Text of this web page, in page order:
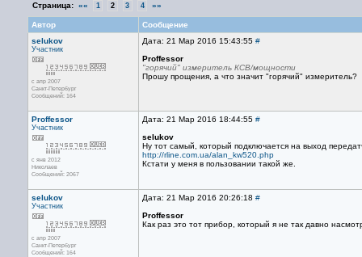
Страница: «« 1 2 3 4 »»
Автор
Сообщение
selukov
Участник
с апр 2007
Санкт-Петербург
Сообщений: 164
Дата: 21 Мар 2016 15:43:55 #
Proffessor
"горячий" измеритель КСВ/мощности
Прошу прощения, а что значит "горячий" измеритель?
Proffessor
Участник
с янв 2012
Николаев
Сообщений: 2067
Дата: 21 Мар 2016 18:44:55 #
selukov
Ну тот самый, который подключается на выход
http://rline.com.ua/alan_kw520.php
Кстати у меня в пользовании такой же.
selukov
Участник
с апр 2007
Санкт-Петербург
Сообщений: 164
Дата: 21 Мар 2016 20:26:18 #
Proffessor
Как раз это тот прибор, который я не так давно